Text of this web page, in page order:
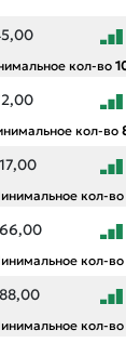
кол-во
кол-во
кол-во
кол-во
кол-во